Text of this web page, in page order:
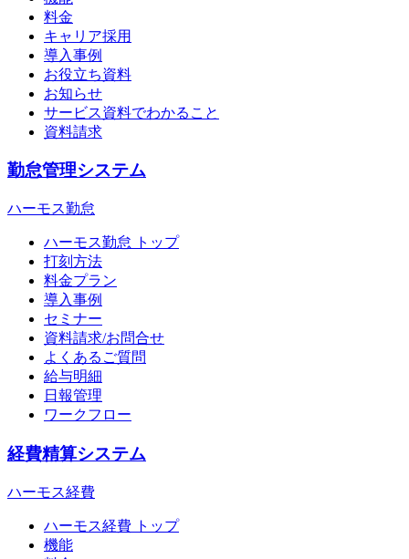
料金
キャリア採用
導入事例
お役立ち資料
お知らせ
サービス資料でわかること
資料請求
勤怠管理システム
ハーモス勤怠
ハーモス勤怠 トップ
打刻方法
料金プラン
導入事例
セミナー
資料請求/お問合せ
よくあるご質問
給与明細
日報管理
ワークフロー
経費精算システム
ハーモス経費
ハーモス経費 トップ
機能